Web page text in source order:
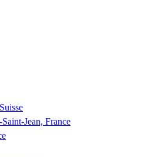
Jean, France